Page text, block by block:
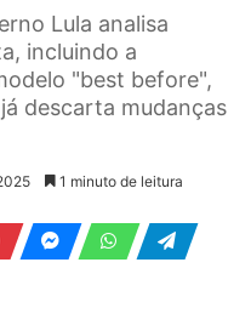
Lula analisa
incluindo a
"best before",
descarta mudanças
1 minuto de leitura